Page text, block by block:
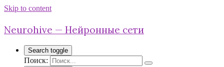
Skip to content
Neurohive — Нейронные сети
Search toggle
Поиск: